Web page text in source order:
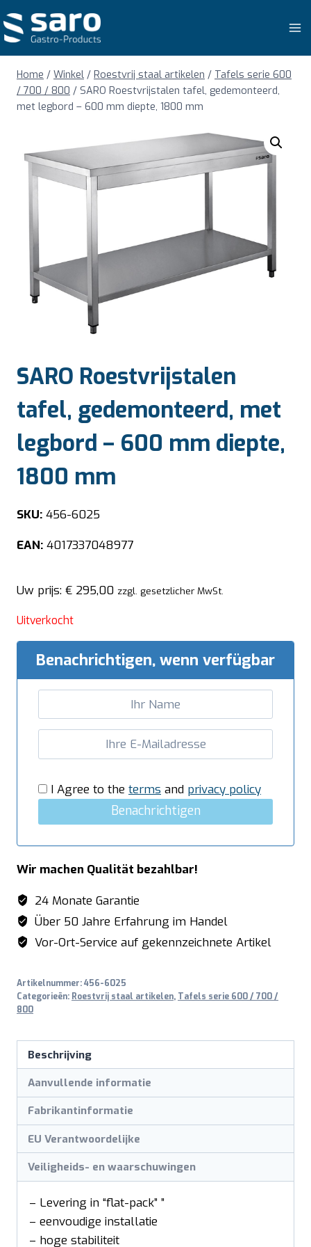
naar
inhoud
Home / Winkel / Roestvrij staal artikelen / Tafels serie 600
/ 700 / 800 / SARO Roestvrijstalen tafel, gedemonteerd,
met legbord – 600 mm diepte, 1800 mm
SARO Roestvrijstalen
tafel, gedemonteerd, met
legbord – 600 mm diepte,
1800 mm
SKU: 456-6025
EAN: 4017337048977
Uw prijs: € 295,00 zzgl. gesetzlicher MwSt.
Uitverkocht
Benachrichtigen, wenn verfügbar
I Agree to the terms and privacy policy
Benachrichtigen
Wir machen Qualität bezahlbar!
24 Monate Garantie
Über 50 Jahre Erfahrung im Handel
Vor-Ort-Service auf gekennzeichnete Artikel
Artikelnummer:456-6025
Categorieën: Roestvrij staal artikelen, Tafels serie 600 / 700 /
800
Beschrijving
Aanvullende informatie
Fabrikantinformatie
EU Verantwoordelijke
Veiligheids- en waarschuwingen
– Levering in “flat-pack” ”
– eenvoudige installatie
– hoge stabiliteit